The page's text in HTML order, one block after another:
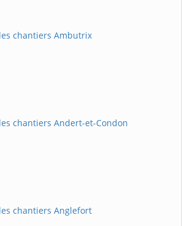
chantiers Ambutrix
chantiers Andert-et-Condon
chantiers Anglefort